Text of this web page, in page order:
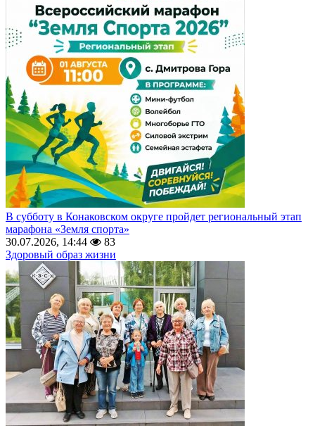
В субботу в Конаковском округе пройдет региональный этап
марафона «Земля спорта»
30.07.2026, 14:44
83
Здоровый образ жизни